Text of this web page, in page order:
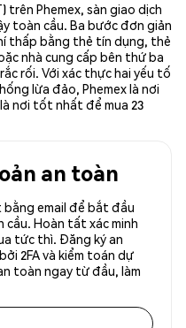
trên Phemex, sàn giao dịch
toàn cầu. Ba bước đơn giản
thấp bằng thẻ tín dụng, thẻ
nhà cung cấp bên thứ ba
rối. Với xác thực hai yếu tố
lừa đảo, Phemex là nơi
nơi tốt nhất để mua 23
an toàn
email để bắt đầu
cầu. Hoàn tất xác minh
tức thì. Đăng ký an
2FA và kiểm toán dự
toàn ngay từ đầu, làm